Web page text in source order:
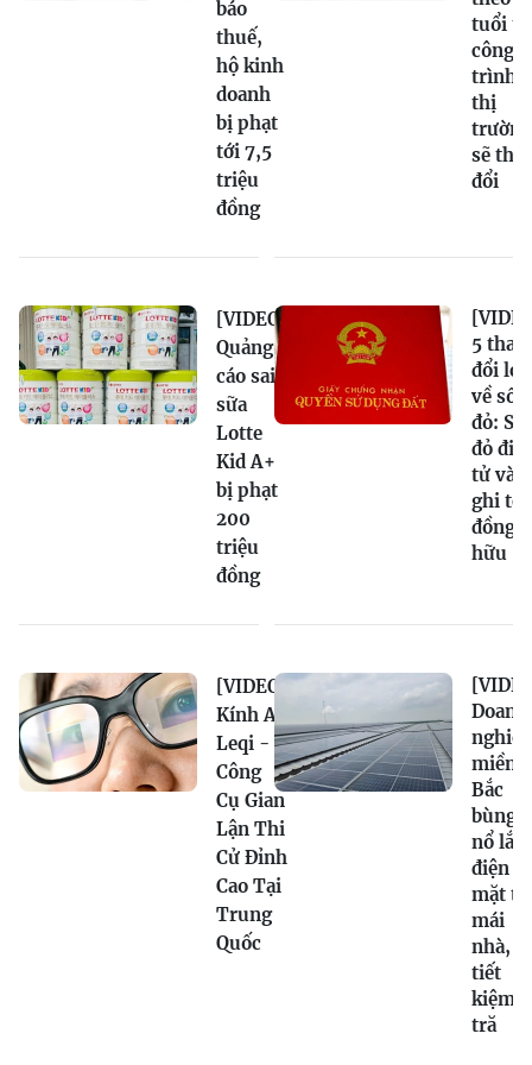
báo
thuế,
hộ kinh
doanh
bị phạt
tới 7,5
triệu
đồng
tuổi
công
trình,
thị
trường
sẽ
đổi
[VIDEO]
Quảng
cáo sai
sữa
Lotte
Kid A+
bị phạt
200
triệu
đồng
5 thay
đổi lớn
về sổ
đỏ: Sổ
đỏ
tử và
ghi tên
đồng
hữu
[VIDEO]
Kính AI
Leqi -
Công
Cụ Gian
Lận Thi
Cử Đỉnh
Cao Tại
Trung
Quốc
Doanh
nghiệp
miền
Bắc
bùng
nổ lắp
điện
mặt
mái
nhà,
tiết
kiệm
tră